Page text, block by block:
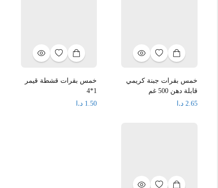
خمس بقرات جبنة كريمي
قابلة دهن 500 غم
2.65 د.ا
خمس بقرات قشطة قيمر
1*4
1.50 د.ا